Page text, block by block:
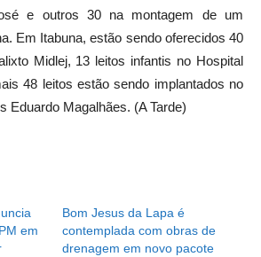
e outros 30 na montagem de um
Em Itabuna, estão sendo oferecidos 40
Midlej, 13 leitos infantis no Hospital
48 leitos estão sendo implantados no
Eduardo Magalhães. (A Tarde)
em
Bom Jesus da Lapa é
contemplada com obras de
drenagem em novo pacote